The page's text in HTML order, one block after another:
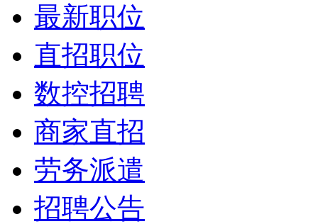
最新职位
直招职位
数控招聘
商家直招
劳务派遣
招聘公告